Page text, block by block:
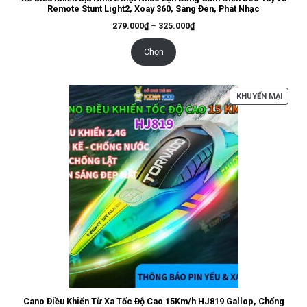
Remote Stunt Light2, Xoay 360, Sáng Đèn, Phát Nhạc
279.000₫ – 325.000₫Khoảng
giá:
Chọn
KHUYẾN MẠISẢN
PHẨM
Cano Điều Khiển Từ Xa Tốc Độ Cao 15Km/h HJ819 Gallop, Chống